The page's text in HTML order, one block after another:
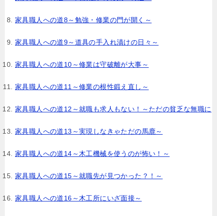
家具職人への道8～勉強・修業の門が開く～
家具職人への道9～道具の手入れ漬けの日々～
家具職人への道10～修業は守破離が大事～
家具職人への道11～修業の根性鍛え直し～
家具職人への道12～就職も求人もない！～ただの貧乏な無職に
家具職人への道13～実現しなきゃただの馬鹿～
家具職人への道14～木工機械を使うのが怖い！～
家具職人への道15～就職先が見つかった？！～
家具職人への道16～木工所にいざ面接～